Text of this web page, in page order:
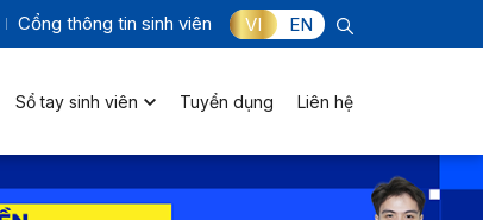
Cổng thông tin sinh viên VI EN
Sổ tay sinh viên Tuyển dụng Liên hệ